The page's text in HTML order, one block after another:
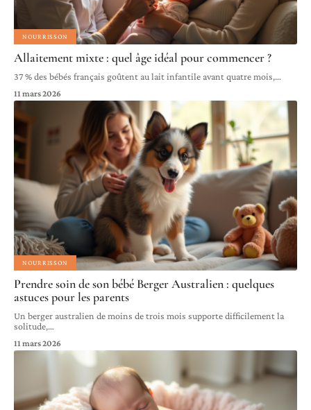
NOURRISSON
Allaitement mixte : quel âge idéal pour commencer ?
37 % des bébés français goûtent au lait infantile avant quatre mois,…
11 mars 2026
NOURRISSON
Prendre soin de son bébé Berger Australien : quelques
astuces pour les parents
Un berger australien de moins de trois mois supporte difficilement la
solitude,…
11 mars 2026